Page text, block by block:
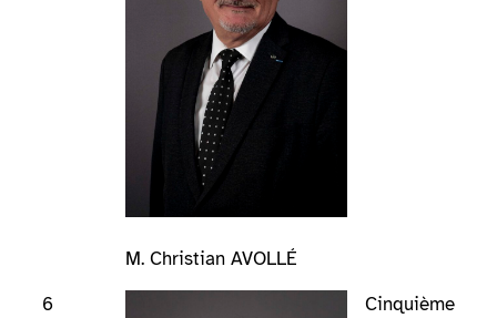
M. Christian AVOLLÉ
6
Cinquième